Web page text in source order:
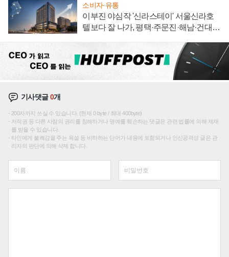
소비자·유통
이부진 야심작 '신라스테이' 서울신라호
텔보다 잘 나가, 평택·주문진·해남·건대로
기사댓글0개
200자까지 쓰실 수 있습니다. (현재 0 byte / 최대 400byte)
저작권 등 다른 사람의 권리를 침해하거나 명예를 훼손하는 댓글은 관련 법률에 의해 제재
를 받을 수 있습니다.
타인에게 불쾌감을 주는 욕설 등 비하하는 단어가 내용에 포함되거나 인신공격성 글은 관
리자의 판단에 의해 삭제 합니다.